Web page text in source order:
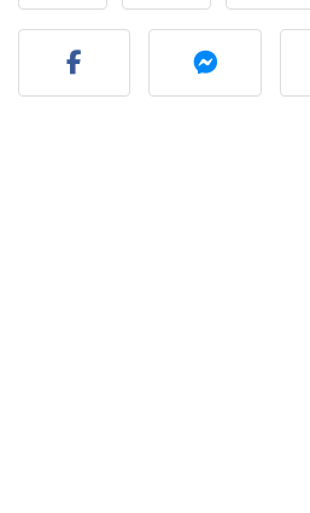
Fez esta